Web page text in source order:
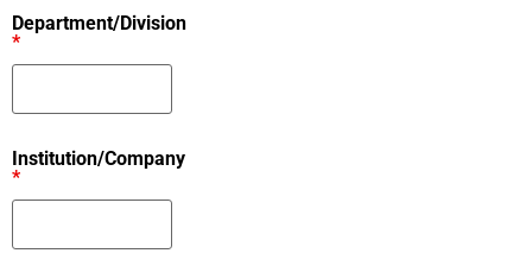
Department/Division
*
Institution/Company
*